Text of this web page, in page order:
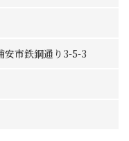
安市鉄鋼通り3-5-3